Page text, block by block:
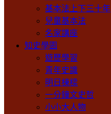
基本法上下三十年
兒童基本法
名家講座
知史學園
遊歷學習
青年史識
明日棟樑
一分鐘文史哲
小小大人物